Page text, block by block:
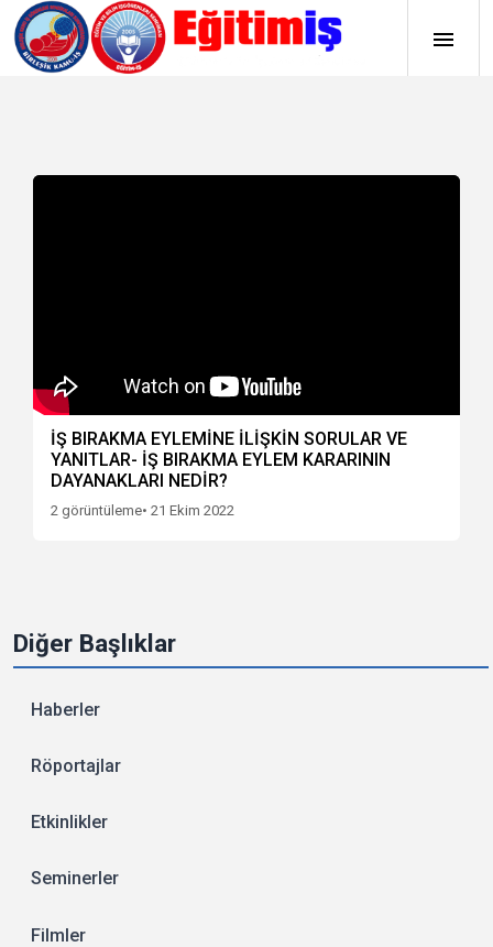
Diğer Başlıklar
Haberler
Röportajlar
Etkinlikler
Seminerler
Filmler
İŞ BIRAKMA EYLEMİNE İLİŞKİN SORULAR VE
YANITLAR- İŞ BIRAKMA EYLEM KARARININ
DAYANAKLARI NEDİR?
2 görüntüleme• 21 Ekim 2022